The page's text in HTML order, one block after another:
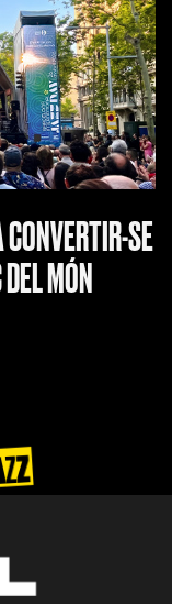
CONVERTIR-SE
MÓN